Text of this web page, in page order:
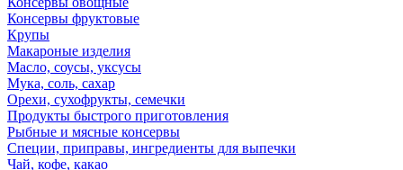
Консервы фруктовые
Крупы
Макароные изделия
Масло, соусы, уксусы
Мука, соль, сахар
Орехи, сухофрукты, семечки
Продукты быстрого приготовления
Рыбные и мясные консервы
Специи, приправы, ингредиенты для выпечки
Чай, кофе, какао